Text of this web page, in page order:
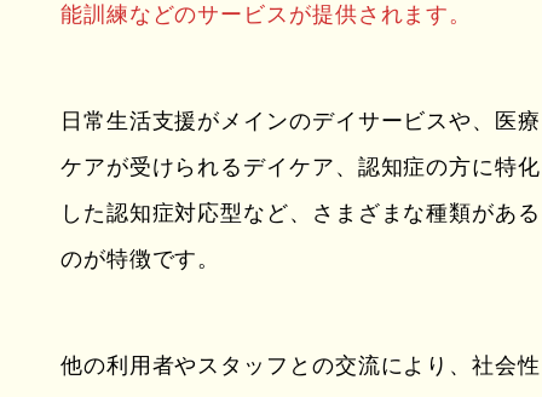
能訓練などのサービスが提供されます。
日常生活支援がメインのデイサービスや、医療
ケアが受けられるデイケア、認知症の方に特化
した認知症対応型など、さまざまな種類がある
のが特徴です。
他の利用者やスタッフとの交流により、社会性